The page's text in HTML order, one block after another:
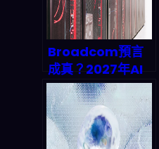
Broadcom預言
成真？2027年AI
芯片市場破千億美
元，中小企業API
成本恐迎來暴漲時
代